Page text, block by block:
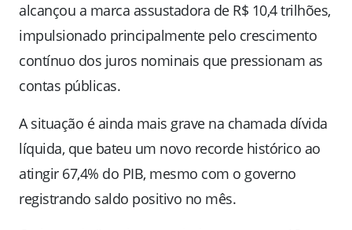
alcançou a marca assustadora de R$ 10,4 trilhões,
impulsionado principalmente pelo crescimento
contínuo dos juros nominais que pressionam as
contas públicas.
A situação é ainda mais grave na chamada dívida
líquida, que bateu um novo recorde histórico ao
atingir 67,4% do PIB, mesmo com o governo
registrando saldo positivo no mês.